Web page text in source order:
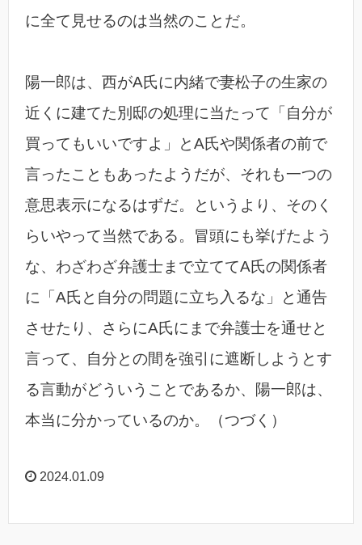
に全て見せるのは当然のことだ。
陽一郎は、西がA氏に内緒で妻松子の生家の
近くに建てた別邸の処理に当たって「自分が
買ってもいいですよ」とA氏や関係者の前で
言ったこともあったようだが、それも一つの
意思表示になるはずだ。というより、そのく
らいやって当然である。冒頭にも挙げたよう
な、わざわざ弁護士まで立ててA氏の関係者
に「A氏と自分の問題に立ち入るな」と通告
させたり、さらにA氏にまで弁護士を通せと
言って、自分との間を強引に遮断しようとす
る言動がどういうことであるか、陽一郎は、
本当に分かっているのか。（つづく）
2024.01.09